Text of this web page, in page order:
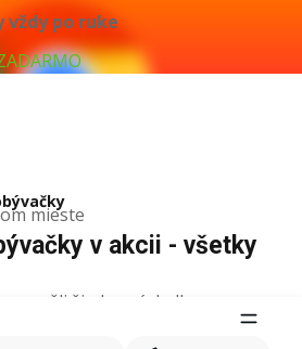
po ruke
mieste
v akcii - všetky
žiadne výsledky.
kategórie